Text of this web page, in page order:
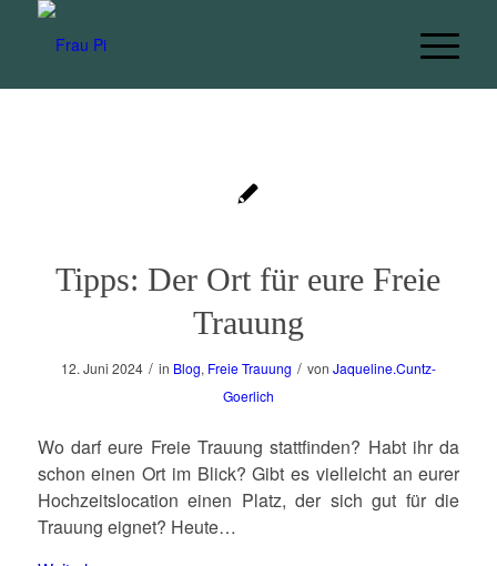
Tipps: Der Ort für eure Freie
Trauung
12. Juni 2024 / in Blog, Freie Trauung / von Jaqueline.Cuntz-
Goerlich
Wo darf eure Freie Trauung stattfinden? Habt ihr da
schon einen Ort im Blick? Gibt es vielleicht an eurer
Hochzeitslocation einen Platz, der sich gut für die
Trauung eignet? Heute…